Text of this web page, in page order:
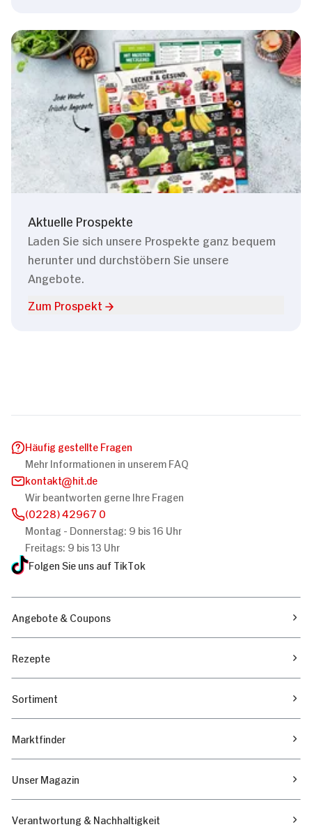
Aktuelle Prospekte
Laden Sie sich unsere Prospekte ganz bequem
herunter und durchstöbern Sie unsere
Angebote.
Zum Prospekt
Häufig gestellte Fragen
Mehr Informationen in unserem FAQ
kontakt
hit.de
Wir beantworten gerne Ihre Fragen
(0228) 42967 0
Montag - Donnerstag: 9 bis 16 Uhr
Freitags: 9 bis 13 Uhr
Folgen Sie uns auf TikTok
Angebote & Coupons
Rezepte
Sortiment
Marktfinder
Unser Magazin
Verantwortung & Nachhaltigkeit